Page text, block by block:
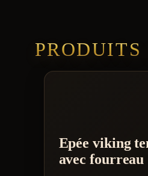
Epée viking
avec fourreau